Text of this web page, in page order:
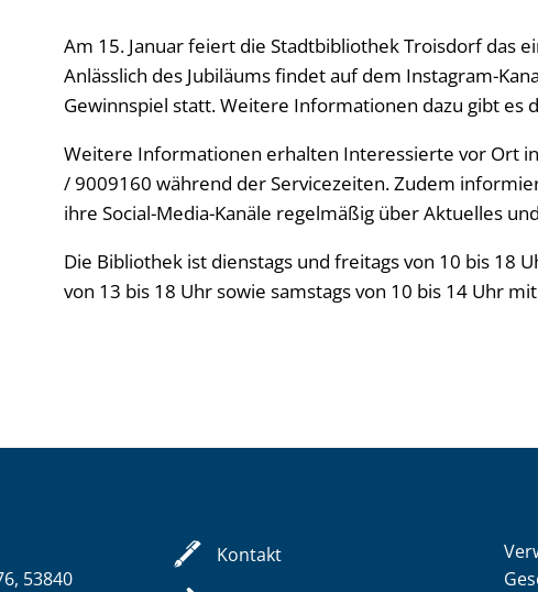
Am 15. Januar feiert die Stadtbibliothek Troisdorf das
Anlässlich des Jubiläums findet auf dem Instagram-
Gewinnspiel statt. Weitere Informationen dazu gibt es
Weitere Informationen erhalten Interessierte vor Ort
/ 9009160 während der Servicezeiten. Zudem
ihre Social-Media-Kanäle regelmäßig über Aktuelles
Die Bibliothek ist dienstags und freitags von 10 bis 18
von 13 bis 18 Uhr sowie samstags von 10 bis 14 Uhr
53840
Kontakt